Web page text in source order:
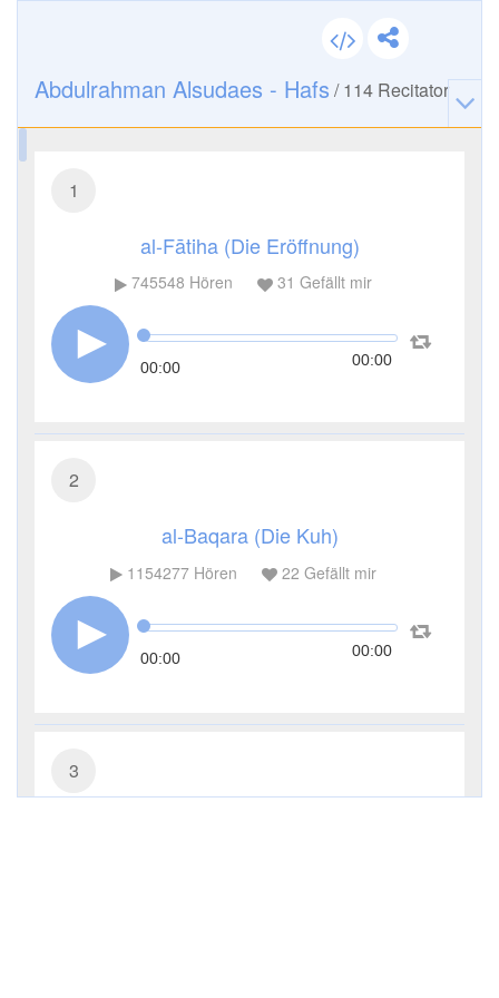
Abdulrahman Alsudaes - Hafs /114 Recitator
1
al-Fātiha (Die Eröffnung)
745548 Hören 31 Gefällt mir
00:00 00:00
2
al-Baqara (Die Kuh)
1154277Hören 22 Gefällt mir
00:00 00:00
3